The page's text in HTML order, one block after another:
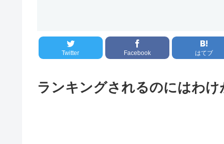
Twitter Facebook はてブ
ランキングされるのにはわけ